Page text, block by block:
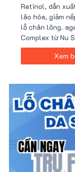
Retinol, dẫn
lão hóa, giảm
lỗ chân lông.
Complex từ Nu
peptide tiên
gây kích ứng.
Xem